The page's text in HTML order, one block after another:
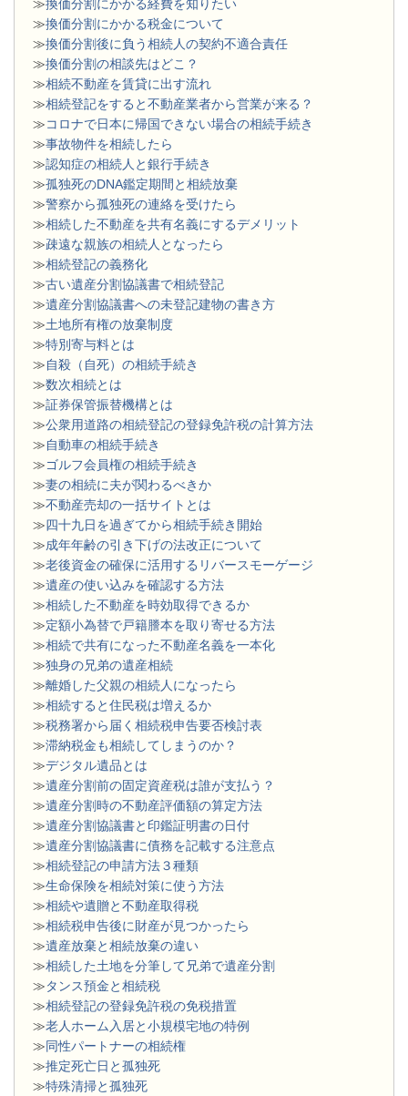
≫換価分割にかかる経費を知りたい
≫換価分割にかかる税金について
≫換価分割後に負う相続人の契約不適合責任
≫換価分割の相談先はどこ？
≫相続不動産を賃貸に出す流れ
≫相続登記をすると不動産業者から営業が来る？
≫コロナで日本に帰国できない場合の相続手続き
≫事故物件を相続したら
≫認知症の相続人と銀行手続き
≫孤独死のDNA鑑定期間と相続放棄
≫警察から孤独死の連絡を受けたら
≫相続した不動産を共有名義にするデメリット
≫疎遠な親族の相続人となったら
≫相続登記の義務化
≫古い遺産分割協議書で相続登記
≫遺産分割協議書への未登記建物の書き方
≫土地所有権の放棄制度
≫特別寄与料とは
≫自殺（自死）の相続手続き
≫数次相続とは
≫証券保管振替機構とは
≫公衆用道路の相続登記の登録免許税の計算方法
≫自動車の相続手続き
≫ゴルフ会員権の相続手続き
≫妻の相続に夫が関わるべきか
≫不動産売却の一括サイトとは
≫四十九日を過ぎてから相続手続き開始
≫成年年齢の引き下げの法改正について
≫老後資金の確保に活用するリバースモーゲージ
≫遺産の使い込みを確認する方法
≫相続した不動産を時効取得できるか
≫定額小為替で戸籍謄本を取り寄せる方法
≫相続で共有になった不動産名義を一本化
≫独身の兄弟の遺産相続
≫離婚した父親の相続人になったら
≫相続すると住民税は増えるか
≫税務署から届く相続税申告要否検討表
≫滞納税金も相続してしまうのか？
≫デジタル遺品とは
≫遺産分割前の固定資産税は誰が支払う？
≫遺産分割時の不動産評価額の算定方法
≫遺産分割協議書と印鑑証明書の日付
≫遺産分割協議書に債務を記載する注意点
≫相続登記の申請方法３種類
≫生命保険を相続対策に使う方法
≫相続や遺贈と不動産取得税
≫相続税申告後に財産が見つかったら
≫遺産放棄と相続放棄の違い
≫相続した土地を分筆して兄弟で遺産分割
≫タンス預金と相続税
≫相続登記の登録免許税の免税措置
≫老人ホーム入居と小規模宅地の特例
≫同性パートナーの相続権
≫推定死亡日と孤独死
≫特殊清掃と孤独死